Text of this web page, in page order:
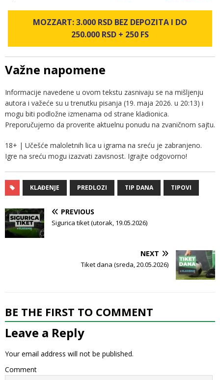
MOZZART: 3.000 RSD BEZ DEPOZITA I DO
250.000 RSD + 250 FS
Važne napomene
Informacije navedene u ovom tekstu zasnivaju se na mišljenju
autora i važeće su u trenutku pisanja (19. maja 2026. u 20:13) i
mogu biti podložne izmenama od strane kladionica.
Preporučujemo da proverite aktuelnu ponudu na zvaničnom sajtu.
18+ | Učešće maloletnih lica u igrama na sreću je zabranjeno.
Igre na sreću mogu izazvati zavisnost. Igrajte odgovorno!
KLAĐENJE PREDLOZI TIP DANA TIPOVI
PREVIOUS
Sigurica tiket (utorak, 19.05.2026)
NEXT
Tiket dana (sreda, 20.05.2026)
BE THE FIRST TO COMMENT
Leave a Reply
Your email address will not be published.
Comment